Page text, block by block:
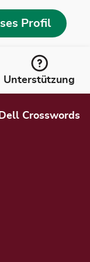
Profil
Unterstützung
Crosswords